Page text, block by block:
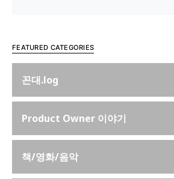
FEATURED CATEGORIES
꼰대.log
Product Owner 이야기
책/영화/음악